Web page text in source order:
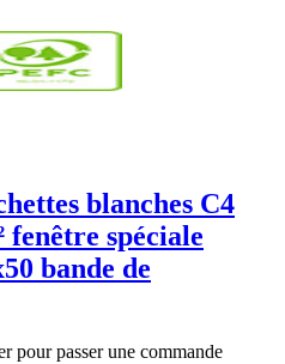
blanches C4
fenêtre spéciale
bande de
pour passer une commande